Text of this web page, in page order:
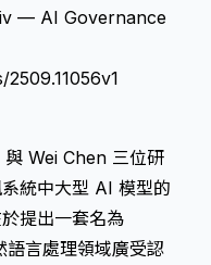
— AI Governance
Wei Chen 三位研
統中大型 AI 模型的
提出一套名為
語言處理領域廣受認